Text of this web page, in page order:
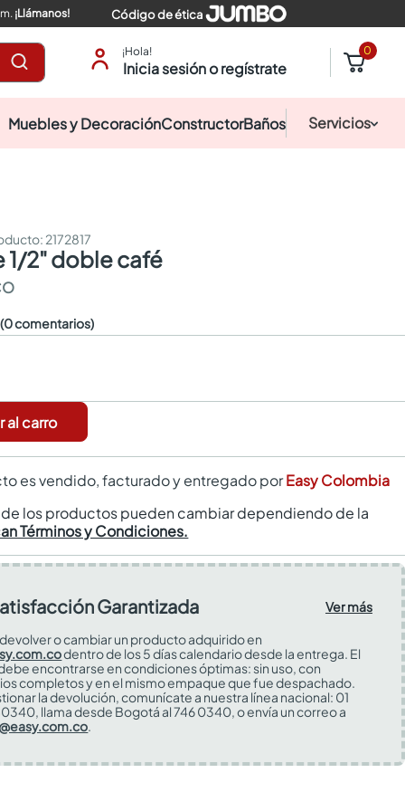
¡Llámanos! Código de ética
¡Hola!
Inicia sesión o regístrate
0
Muebles y DecoraciónConstructorBaños Servicios
: 2172817
1/2" doble café
(0 comentarios)
al carro
es vendido, facturado y entregado porEasy Colombia
los productos pueden cambiar dependiendo de la
Términos y Condiciones.
Garantizada
Ver más
o cambiar un producto adquirido en
dentro de los 5 días calendario desde la entrega. El
encontrarse en condiciones óptimas: sin uso, con
completos y en el mismo empaque que fue despachado.
la devolución, comunícate a nuestra línea nacional: 01
llama desde Bogotá al 746 0340, o envía un correo a
.